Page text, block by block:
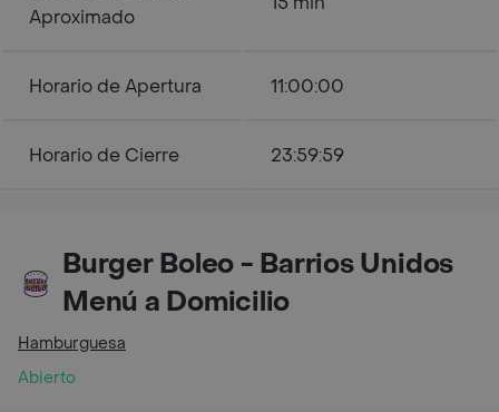
Aproximado
Horario de Apertura 11:00:00
Horario de Cierre 23:59:59
Burger Boleo - Barrios Unidos
Menú a Domicilio
Hamburguesa
Abierto